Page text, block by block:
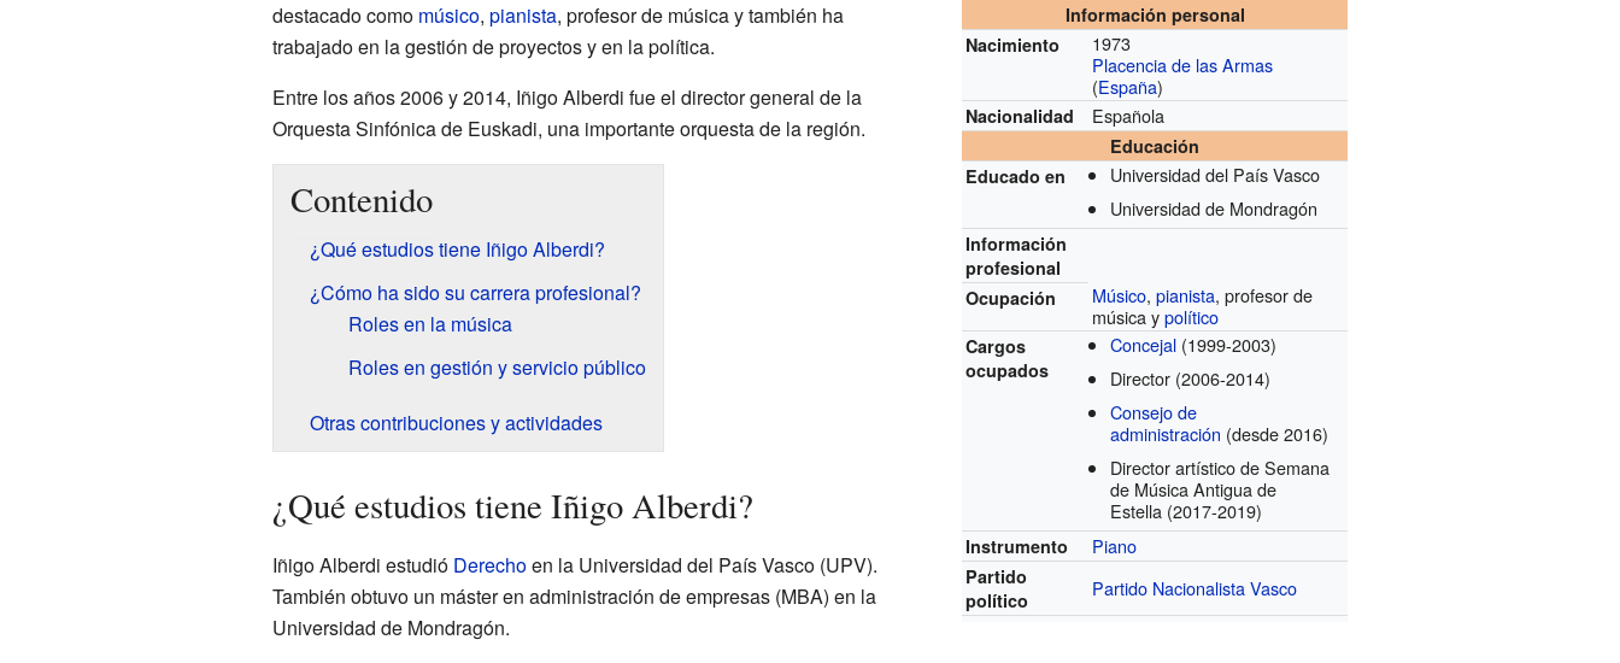
Información personal
Nacimiento
1973
Placencia de las Armas
(España)
Nacionalidad Española
Educación
Educado en
Universidad del País Vasco
Universidad de Mondragón
Información
profesional
Ocupación
Músico,pianista, profesor de
música ypolítico
Cargos
ocupados
Concejal (1999-2003)
Director (2006-2014)
Consejo de
administración (desde 2016)
Director artístico de Semana
de Música Antigua de
Estella (2017-2019)
Instrumento Piano
Partido
político
Partido Nacionalista Vasco
destacado como músico, pianista, profesor de música y también ha
trabajado en la gestión de proyectos y en la política.
Entre los años 2006 y 2014, Iñigo Alberdi fue el director general de la
Orquesta Sinfónica de Euskadi, una importante orquesta de la región.
Contenido
¿Qué estudios tiene Iñigo Alberdi?
¿Cómo ha sido su carrera profesional?
Roles en la música
Roles en gestión y servicio público
Otras contribuciones y actividades
¿Qué estudios tiene Iñigo Alberdi?
Iñigo Alberdi estudió Derechoen la Universidad del País Vasco (UPV).
También obtuvo un máster en administración de empresas (MBA) en la
Universidad de Mondragón.